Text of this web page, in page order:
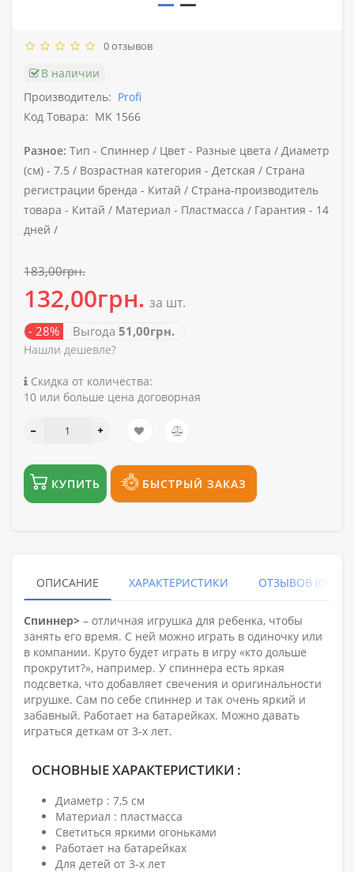
0 отзывов
В наличии
Производитель: Profi
Код Товара: MK 1566
Разное: Тип - Спиннер / Цвет - Разные цвета / Диаметр
(см) - 7.5 / Возрастная категория - Детская / Страна
регистрации бренда - Китай / Страна-производитель
товара - Китай / Материал - Пластмасса / Гарантия - 14
дней /
183,00грн.
132,00грн. за шт.
- 28% Выгода 51,00грн.
Нашли дешевле?
Скидка от количества:
10 или больше цена договорная
КУПИТЬ БЫСТРЫЙ ЗАКАЗ
ОПИСАНИЕ ХАРАКТЕРИСТИКИ ОТЗЫВОВ (0)
Спиннер> – отличная игрушка для ребенка, чтобы
занять его время. С ней можно играть в одиночку или
в компании. Круто будет играть в игру «кто дольше
прокрутит?», например. У спиннера есть яркая
подсветка, что добавляет свечения и оригинальности
игрушке. Сам по себе спиннер и так очень яркий и
забавный. Работает на батарейках. Можно давать
играться деткам от 3-х лет.
ОСНОВНЫЕ ХАРАКТЕРИСТИКИ :
Диаметр : 7,5 см
Материал : пластмасса
Светиться яркими огоньками
Работает на батарейках
Для детей от 3-х лет